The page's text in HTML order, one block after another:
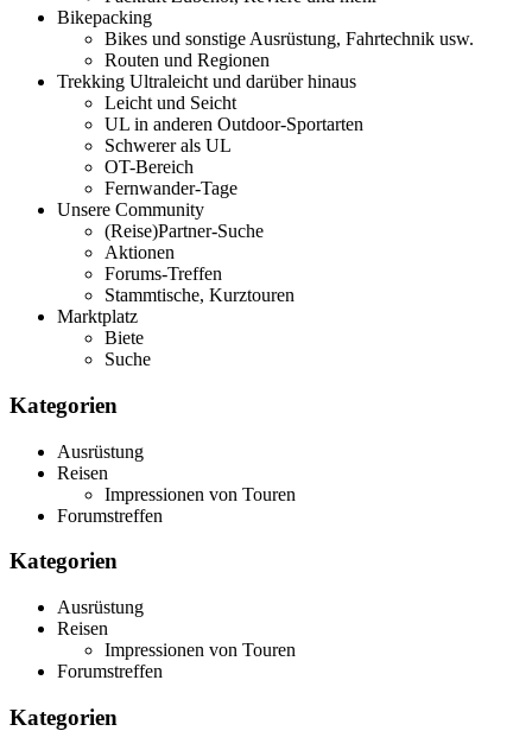
Bikepacking
Bikes und sonstige Ausrüstung, Fahrtechnik usw.
Routen und Regionen
Trekking Ultraleicht und darüber hinaus
Leicht und Seicht
UL in anderen Outdoor-Sportarten
Schwerer als UL
OT-Bereich
Fernwander-Tage
Unsere Community
(Reise)Partner-Suche
Aktionen
Forums-Treffen
Stammtische, Kurztouren
Marktplatz
Biete
Suche
Kategorien
Ausrüstung
Reisen
Impressionen von Touren
Forumstreffen
Kategorien
Ausrüstung
Reisen
Impressionen von Touren
Forumstreffen
Kategorien